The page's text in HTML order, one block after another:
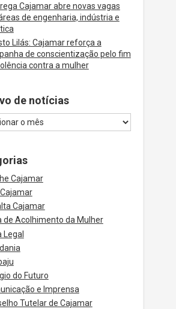
Cajamar abre novas vagas
de engenharia, indústria e
Lilás: Cajamar reforça a
de conscientização pelo fim
contra a mulher
de notícias
Cajamar
Cajamar
de Acolhimento da Mulher
Legal
do Futuro
e Imprensa
Tutelar de Cajamar